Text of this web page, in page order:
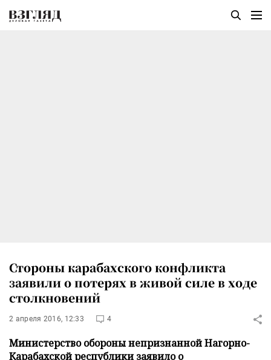
Стороны карабахского конфликта
заявили о потерях в живой силе в ходе
столкновений
2 апреля 2016, 12:33 4
Министерство обороны непризнанной Нагорно-
Карабахской республики заявило о